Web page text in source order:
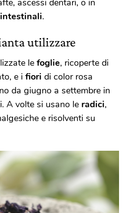
ascessi dentari, o in
.
utilizzare
le foglie, ricoperte di
e i fiori di color rosa
da giugno a settembre in
A volte si usano le radici,
e risolventi su